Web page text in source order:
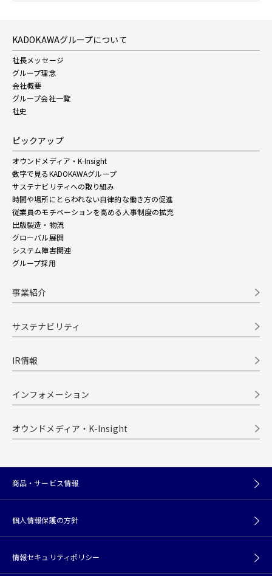
KADOKAWAグループについて
社長メッセージ
グループ理念
会社概要
グループ会社一覧
社史
ピックアップ
オウンドメディア・K-Insight
数字で見るKADOKAWAグループ
サステナビリティへの取り組み
時間や場所にとらわれない自律的な働き方の促進
従業員のモチベーションを高める人事制度の拡充
出版製造・物流
グローバル展開
システム障害関連
グループ採用
事業紹介
サステナビリティ
IR情報
インフォメーション
オウンドメディア・K-Insight
商品・サービス情報
個人情報保護の方針
情報セキュリティポリシー